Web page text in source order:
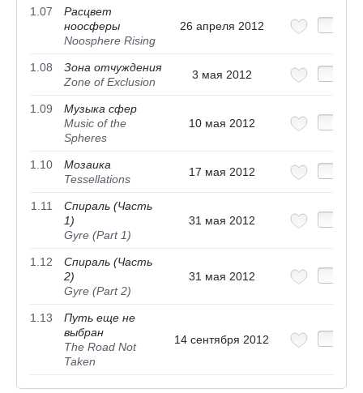
1.07
Расцвет
ноосферы
Noosphere Rising
26 апреля 2012
1.08
Зона отчуждения
Zone of Exclusion
3 мая 2012
1.09
Музыка сфер
Music of the
Spheres
10 мая 2012
1.10
Мозаика
Tessellations
17 мая 2012
1.11
Спираль (Часть
1)
Gyre (Part 1)
31 мая 2012
1.12
Спираль (Часть
2)
Gyre (Part 2)
31 мая 2012
1.13
Путь еще не
выбран
The Road Not
Taken
14 сентября 2012